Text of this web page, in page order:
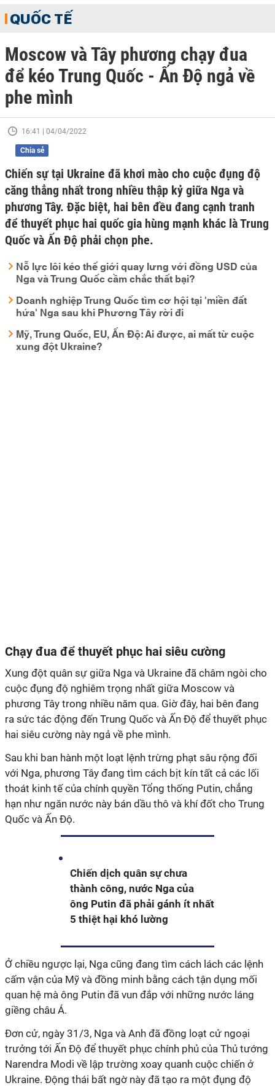
QUỐC TẾ
Moscow và Tây phương chạy đua
để kéo Trung Quốc - Ấn Độ ngả về
phe mình
16:41 | 04/04/2022
Chia sẻ
Chiến sự tại Ukraine đã khơi mào cho cuộc đụng độ
căng thẳng nhất trong nhiều thập kỷ giữa Nga và
phương Tây. Đặc biệt, hai bên đều đang cạnh tranh
để thuyết phục hai quốc gia hùng mạnh khác là Trung
Quốc và Ấn Độ phải chọn phe.
Nỗ lực lôi kéo thế giới quay lưng với đồng USD của
Nga và Trung Quốc cầm chắc thất bại?
Doanh nghiệp Trung Quốc tìm cơ hội tại 'miền đất
hứa' Nga sau khi Phương Tây rời đi
Mỹ, Trung Quốc, EU, Ấn Độ: Ai được, ai mất từ cuộc
xung đột Ukraine?
Chạy đua để thuyết phục hai siêu cường
Xung đột quân sự giữa Nga và Ukraine đã châm ngòi cho
cuộc đụng độ nghiêm trọng nhất giữa Moscow và
phương Tây trong nhiều năm qua. Giờ đây, hai bên đang
ra sức tác động đến Trung Quốc và Ấn Độ để thuyết phục
hai siêu cường này ngả về phe mình.
Sau khi ban hành một loạt lệnh trừng phạt sâu rộng đối
với Nga, phương Tây đang tìm cách bịt kín tất cả các lối
thoát kinh tế của chính quyền Tổng thống Putin, chẳng
hạn như ngăn nước này bán dầu thô và khí đốt cho Trung
Quốc và Ấn Độ.
Chiến dịch quân sự chưa
thành công, nước Nga của
ông Putin đã phải gánh ít nhất
5 thiệt hại khó lường
Ở chiều ngược lại, Nga cũng đang tìm cách lách các lệnh
cấm vận của Mỹ và đồng minh bằng cách tận dụng mối
quan hệ mà ông Putin đã vun đắp với những nước láng
giềng châu Á.
Đơn cử, ngày 31/3, Nga và Anh đã đồng loạt cử ngoại
trưởng tới Ấn Độ để thuyết phục chính phủ của Thủ tướng
Narendra Modi về lập trường xoay quanh cuộc chiến ở
Ukraine. Động thái bất ngờ này đã tạo ra một đụng độ